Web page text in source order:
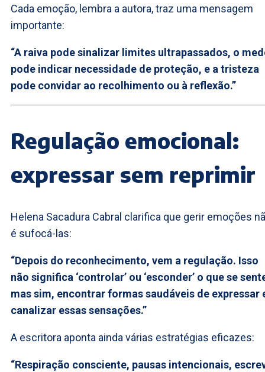
Cada emoção, lembra a autora, traz uma mensagem
importante:
“A raiva pode sinalizar limites ultrapassados, o
pode indicar necessidade de proteção, e a tristeza
pode convidar ao recolhimento ou à reflexão.”
Regulação emocional:
expressar sem reprimir
Helena Sacadura Cabral clarifica que gerir emoções
é sufocá-las:
“Depois do reconhecimento, vem a regulação. Isso
não significa ‘controlar’ ou ‘esconder’ o que se
mas sim, encontrar formas saudáveis de expressar
canalizar essas sensações.”
A escritora aponta ainda várias estratégias eficazes:
“Respiração consciente, pausas intencionais,